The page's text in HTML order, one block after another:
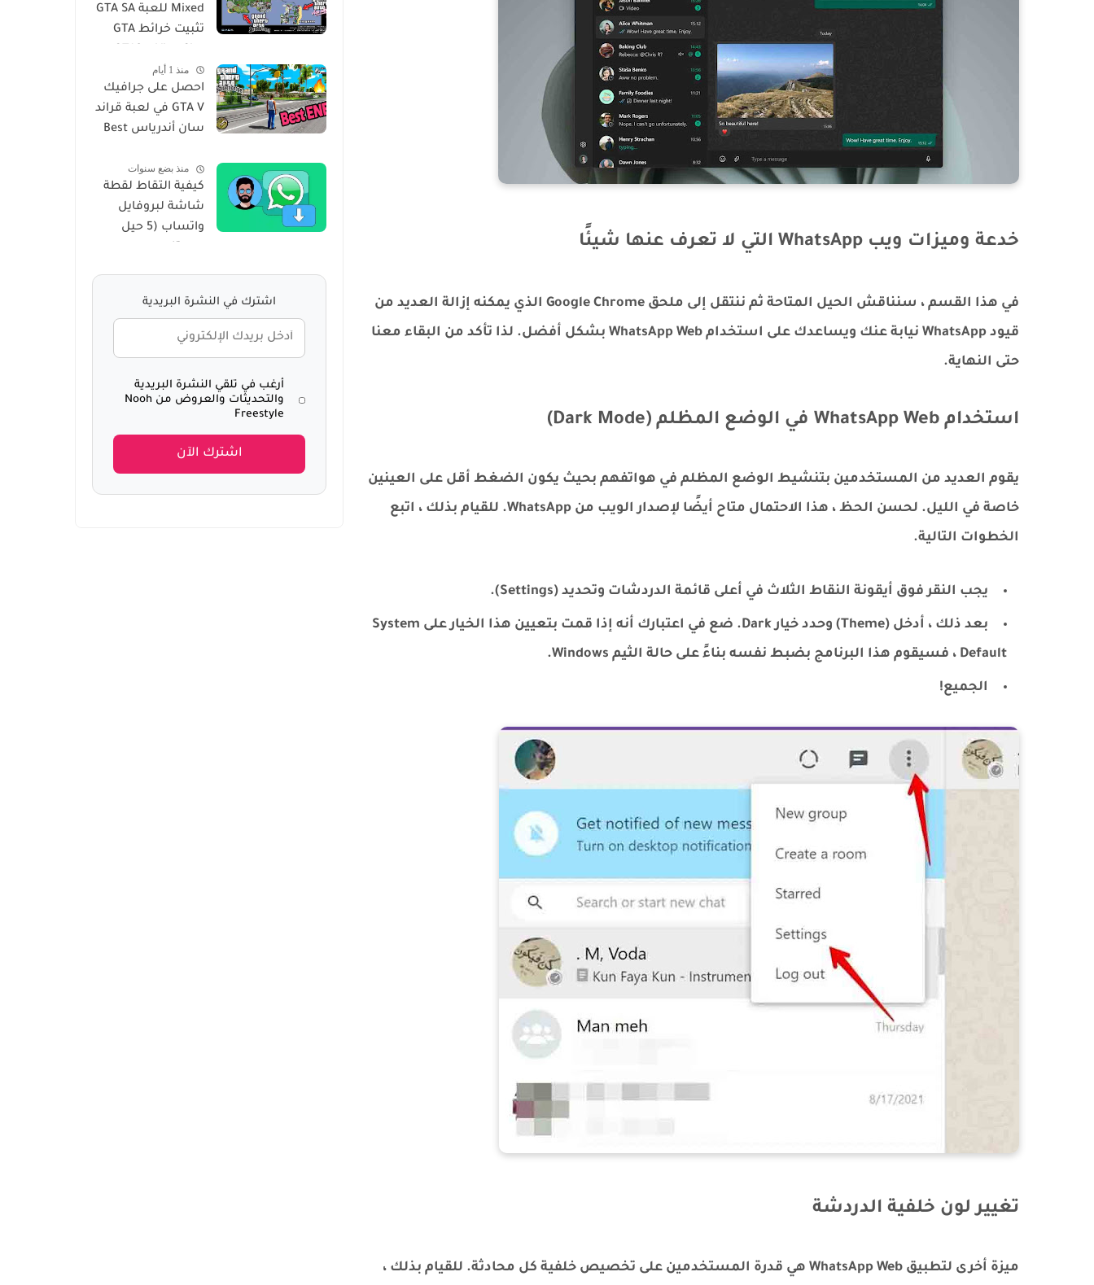
خدعة وميزات ويب WhatsApp التي لا تعرف عنها شيئًا
في هذا القسم ، سنناقش الحيل المتاحة ثم ننتقل إلى ملحق Google Chrome الذي يمكنه إزالة العديد من
قيود WhatsApp نيابة عنك ويساعدك على استخدام WhatsApp Web بشكل أفضل. لذا تأكد من البقاء معنا
حتى النهاية.
استخدام WhatsApp Web في الوضع المظلم (Dark Mode)
يقوم العديد من المستخدمين بتنشيط الوضع المظلم في هواتفهم بحيث يكون الضغط أقل على العينين
خاصة في الليل. لحسن الحظ ، هذا الاحتمال متاح أيضًا لإصدار الويب من WhatsApp. للقيام بذلك ، اتبع
الخطوات التالية.
يجب النقر فوق أيقونة النقاط الثلاث في أعلى قائمة الدردشات وتحديد (Settings).
بعد ذلك ، أدخل (Theme) وحدد خيار Dark. ضع في اعتبارك أنه إذا قمت بتعيين هذا الخيار على System
Default ، فسيقوم هذا البرنامج بضبط نفسه بناءً على حالة الثيم Windows.
الجميع!
تغيير لون خلفية الدردشة
ميزة أخرى لتطبيق WhatsApp Web هي قدرة المستخدمين على تخصيص خلفية كل محادثة. للقيام بذلك ،
PC
Mixed للعبة GTA SA
تثبيت خرائط GTA
جميع الميزات في
لعبة San Andres
منذ 1 أيام
احصل على جرافيك
GTA V في لعبة قراند
سان أندرياس Best
Graphics MOD -
GTA Sa For
Windows 10
منذ بضع سنوات
كيفية التقاط لقطة
شاشة لبروفايل
واتساب (5 حيل
اشترك في النشرة البريدية
أرغب في تلقي النشرة البريدية
والتحديثات والعروض من Nooh
Freestyle
اشترك الآن